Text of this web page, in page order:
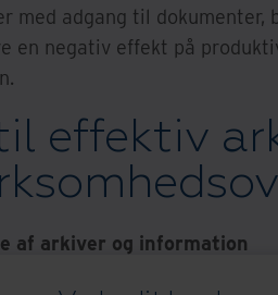
med adgang til
en negativ effekt på
effektiv
af arkiver og information
er det